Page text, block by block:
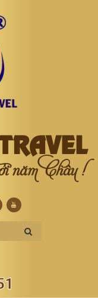
năm Châu !